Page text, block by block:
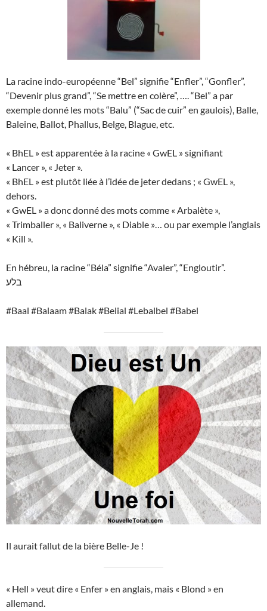
La racine indo-européenne “Bel” signifie “Enfler”, “Gonfler”,
“Devenir plus grand”, “Se mettre en colère”, …. “Bel” a par
exemple donné les mots “Balu” (“Sac de cuir” en gaulois), Balle,
Baleine, Ballot, Phallus, Belge, Blague, etc.
« BhEL » est apparentée à la racine « GwEL » signifiant
« Lancer », « Jeter ».
« BhEL » est plutôt liée à l’idée de jeter dedans ; « GwEL »,
dehors.
« GwEL » a donc donné des mots comme « Arbalète »,
« Trimballer », « Baliverne », « Diable »… ou par exemple l’anglais
« Kill ».
En hébreu, la racine “Béla” signifie “Avaler”, “Engloutir”.
בלע
#Baal #Balaam #Balak #Belial #Lebalbel #Babel
Il aurait fallut de la bière Belle-Je !
« Hell » veut dire « Enfer » en anglais, mais « Blond » en
allemand.